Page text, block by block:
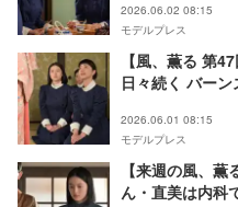
2026.06.02 08:15
モデルプレス
【風、薫る 第
日々続く バー
2026.06.01 08:15
モデルプレス
【来週の風、
ん・直美は内科